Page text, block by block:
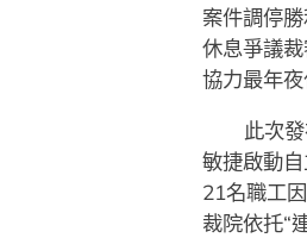
案件調停
休息爭議
協力最年夜
此次
敏捷啟動
21名職工
裁院依托“